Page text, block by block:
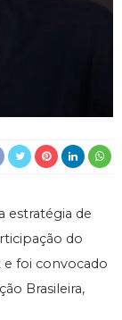
estratégia de
do
e foi convocado
Brasileira,